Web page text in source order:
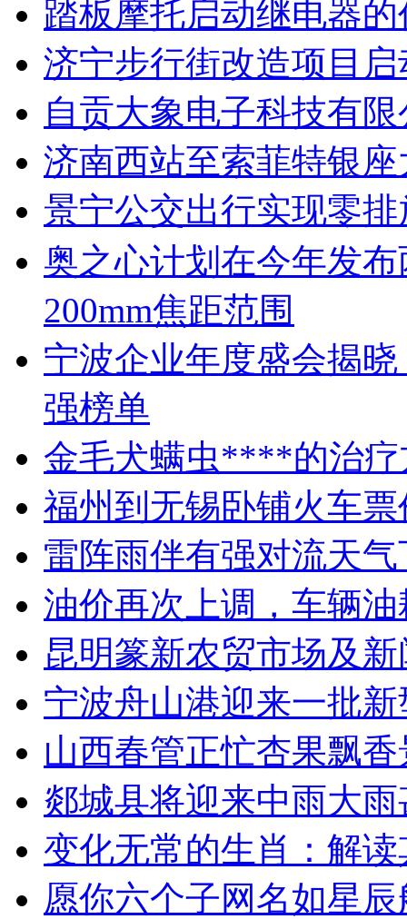
踏板摩托启动继电器
济宁步行街改造项目
自贡大象电子科技有
济南西站至索菲特银
景宁公交出行实现零
奥之心计划在今年发
200mm焦距范围
宁波企业年度盛会揭
强榜单
金毛犬螨虫****的治疗
福州到无锡卧铺火车
雷阵雨伴有强对流天
油价再次上调，车辆
昆明篆新农贸市场及
宁波舟山港迎来一批
山西春管正忙杏果飘
郯城县将迎来中雨大
变化无常的生肖：解
愿你六个子网名如星